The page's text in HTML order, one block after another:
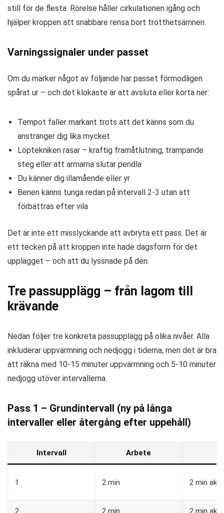
still för de flesta. Rörelse håller cirkulationen igång och
hjälper kroppen att snabbare rensa bort trötthetsämnen.
Varningssignaler under passet
Om du märker något av följande har passet förmodligen
spårat ur – och det klokaste är att avsluta eller korta ner:
Tempot faller markant trots att det känns som du
anstränger dig lika mycket
Löptekniken rasar – kraftig framåtlutning, trampande
steg eller att armarna slutar pendla
Du känner dig illamående eller yr
Benen känns tunga redan på intervall 2-3 utan att
förbättras efter vila
Det är inte ett misslyckande att avbryta ett pass. Det är
ett tecken på att kroppen inte hade dagsform för det
upplägget – och att du lyssnade på den.
Tre passupplägg – från lagom till
krävande
Nedan följer tre konkreta passupplägg på olika nivåer. Alla
inkluderar uppvärmning och nedjogg i tiderna, men det är bra
att räkna med 10-15 minuter uppvärmning och 5-10 minuter
nedjogg utöver intervallerna.
Pass 1 – Grundintervall (ny på långa
intervaller eller återgång efter uppehåll)
Intervall Arbete
1 2 min 2 min
2 2 min 2 min